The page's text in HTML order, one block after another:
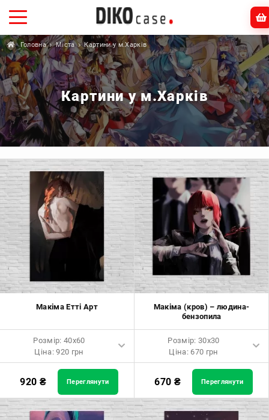
Головна Міста Картини у м.Харків
Картини у м.Харків
Макіма Етті Арт
Розмір: 40x60
Ціна: 920 грн
Розмір: 40x60 Ціна: 920 грн
Розмір: 60x90 Ціна: 1650 грн
920 ₴ Переглянути
Макіма (кров) – людина-
бензопила
Розмір: 30x30
Ціна: 670 грн
Розмір: 30x30 Ціна: 670 грн
Розмір: 40x40 Ціна: 840 грн
670 ₴ Переглянути